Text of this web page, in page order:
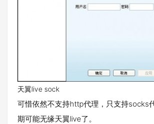
天翼live sock
可惜依然不支持http代理，只支持socks
期可能无缘天翼live了。